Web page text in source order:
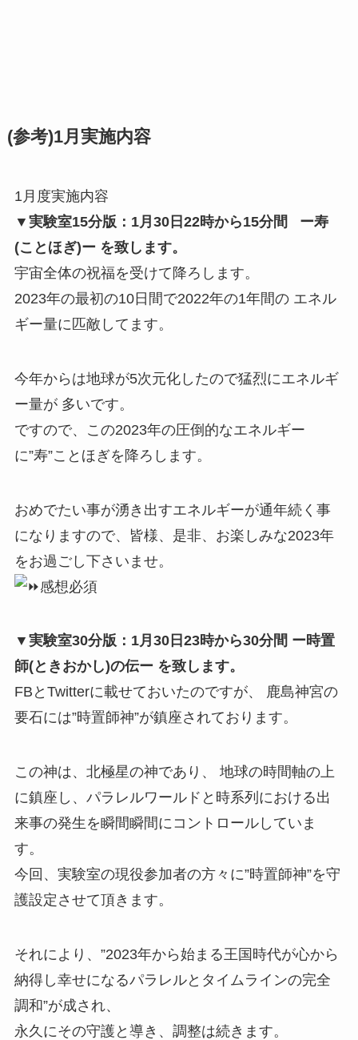
(参考)1月実施内容
1月度実施内容
▼実験室15分版：1月30日22時から15分間 ー寿
(ことほぎ)ー を致します。
宇宙全体の祝福を受けて降ろします。
2023年の最初の10日間で2022年の1年間の エネル
ギー量に匹敵してます。
今年からは地球が5次元化したので猛烈にエネルギ
ー量が 多いです。
ですので、この2023年の圧倒的なエネルギー
に”寿”ことほぎを降ろします。
おめでたい事が湧き出すエネルギーが通年続く事
になりますので、皆様、是非、お楽しみな2023年
をお過ごし下さいませ。
感想必須
▼実験室30分版：1月30日23時から30分間 ー時置
師(ときおかし)の伝ー を致します。
FBとTwitterに載せておいたのですが、 鹿島神宮の
要石には”時置師神”が鎮座されております。
この神は、北極星の神であり、 地球の時間軸の上
に鎮座し、パラレルワールドと時系列における出
来事の発生を瞬間瞬間にコントロールしていま
す。
今回、実験室の現役参加者の方々に”時置師神”を守
護設定させて頂きます。
それにより、”2023年から始まる王国時代が心から
納得し幸せになるパラレルとタイムラインの完全
調和”が成され、
永久にその守護と導き、調整は続きます。